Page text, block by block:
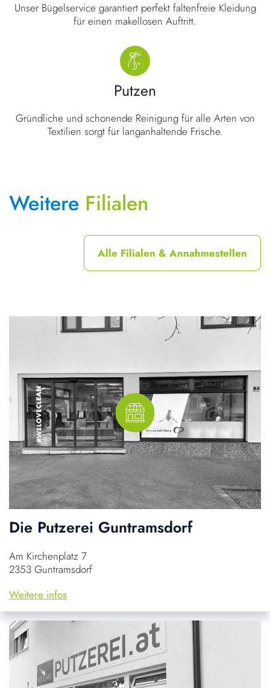
Unser Bügelservice garantiert perfekt faltenfreie Kleidung
für einen makellosen Auftritt.
Putzen
Gründliche und schonende Reinigung für alle Arten von
Textilien sorgt für langanhaltende Frische.
Weitere Filialen
Alle Filialen & Annahmestellen
Die Putzerei Guntramsdorf
Am Kirchenplatz 7
2353 Guntramsdorf
Weitere infos